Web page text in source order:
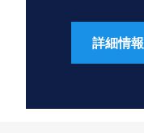
詳細情報